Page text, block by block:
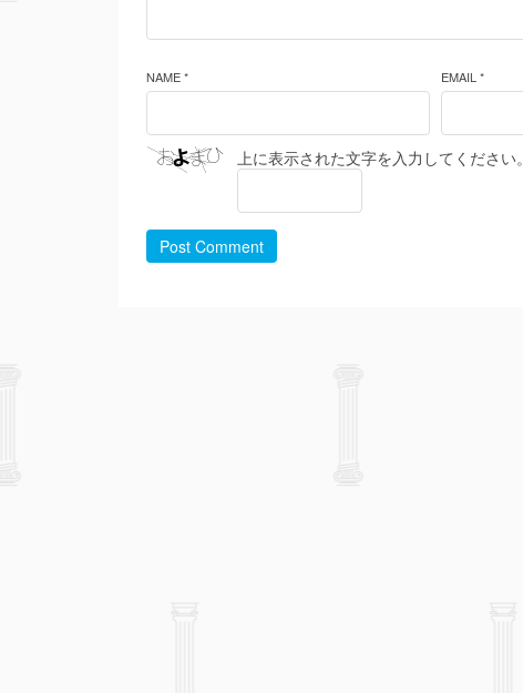
NAME * EMAIL *
上に表示された文字を入力してください。
Post Comment